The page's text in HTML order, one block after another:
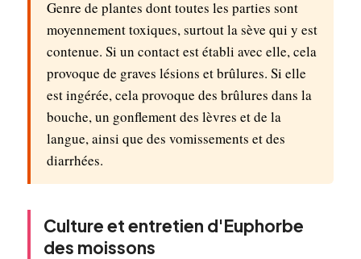
Genre de plantes dont toutes les parties sont
moyennement toxiques, surtout la sève qui y est
contenue. Si un contact est établi avec elle, cela
provoque de graves lésions et brûlures. Si elle
est ingérée, cela provoque des brûlures dans la
bouche, un gonflement des lèvres et de la
langue, ainsi que des vomissements et des
diarrhées.
Culture et entretien d'Euphorbe
des moissons